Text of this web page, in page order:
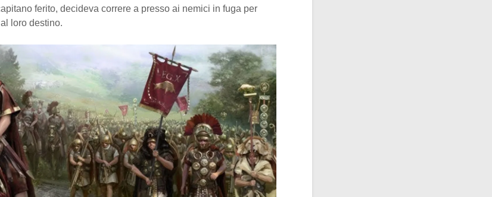
ferito, decideva correre a presso ai nemici in fuga per
loro destino.